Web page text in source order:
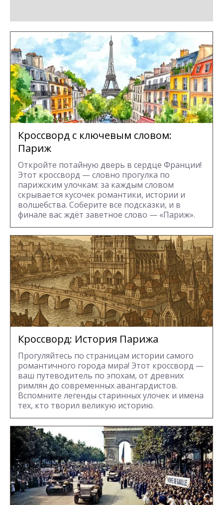
Кроссворд с ключевым словом:
Париж
Откройте потайную дверь в сердце Франции!
Этот кроссворд — словно прогулка по
парижским улочкам: за каждым словом
скрывается кусочек романтики, истории и
волшебства. Соберите все подсказки, и в
финале вас ждёт заветное слово — «Париж».
Кроссворд: История Парижа
Прогуляйтесь по страницам истории самого
романтичного города мира! Этот кроссворд —
ваш путеводитель по эпохам, от древних
римлян до современных авангардистов.
Вспомните легенды старинных улочек и имена
тех, кто творил великую историю.